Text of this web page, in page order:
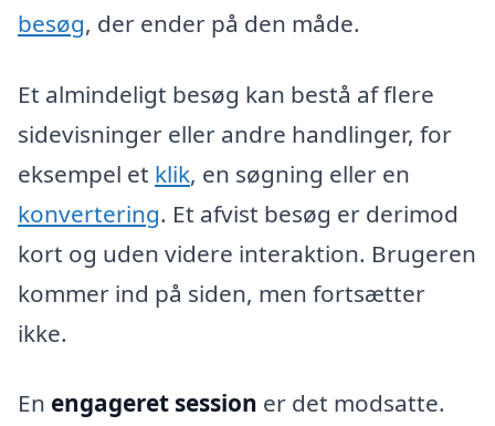
besøg, der ender på den måde.
Et almindeligt besøg kan bestå af flere
sidevisninger eller andre handlinger, for
eksempel et klik, en søgning eller en
konvertering. Et afvist besøg er derimod
kort og uden videre interaktion. Brugeren
kommer ind på siden, men fortsætter
ikke.
En engageret session er det modsatte.